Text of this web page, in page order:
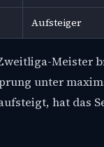
Aufsteiger
Meister
unter
hat das